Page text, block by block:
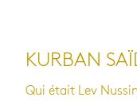
KURBAN
Qui était Lev